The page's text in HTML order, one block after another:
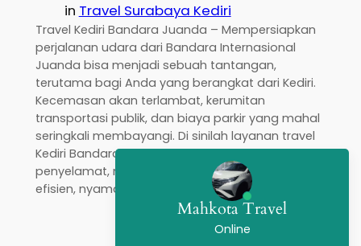
in Travel Surabaya Kediri
Travel Kediri Bandara Juanda – Mempersiapkan
perjalanan udara dari Bandara Internasional
Juanda bisa menjadi sebuah tantangan,
terutama bagi Anda yang berangkat dari Kediri.
Kecemasan akan terlambat, kerumitan
transportasi publik, dan biaya parkir yang mahal
seringkali membayangi. Di sinilah layanan travel
Kediri Bandara Juanda hadir sebagai ksatria
penyelamat, menawarkan solusi perjalanan yang
efisien, nyaman, dan bebas…
Mahkota Travel
Online